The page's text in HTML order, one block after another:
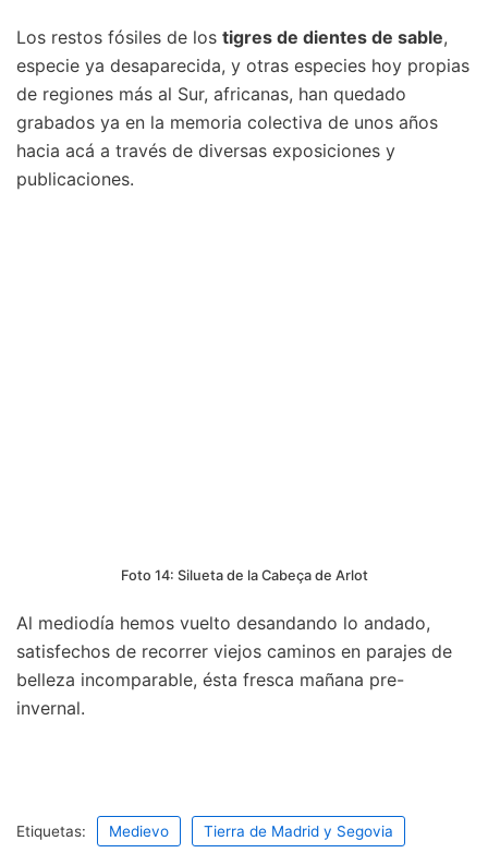
Los restos fósiles de los tigres de dientes de sable,
especie ya desaparecida, y otras especies hoy propias
de regiones más al Sur, africanas, han quedado
grabados ya en la memoria colectiva de unos años
hacia acá a través de diversas exposiciones y
publicaciones.
Foto 14: Silueta de la Cabeça de Arlot
Al mediodía hemos vuelto desandando lo andado,
satisfechos de recorrer viejos caminos en parajes de
belleza incomparable, ésta fresca mañana pre-
invernal.
Etiquetas: Medievo Tierra de Madrid y Segovia